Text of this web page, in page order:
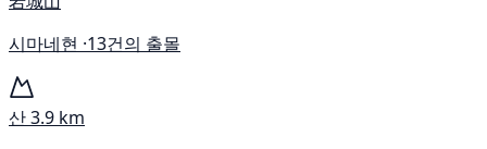
시마네현 ·13건의 출몰
산3.9 km